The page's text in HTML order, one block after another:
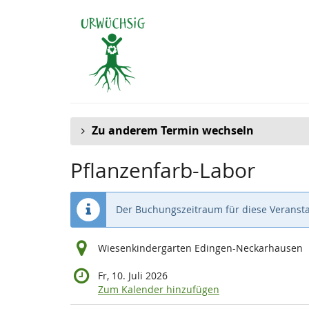
Zu anderem Termin wechseln
Pflanzenfarb-Labor
Der Buchungszeitraum für diese
Wiesenkindergarten Edingen-Neckarhausen
Fr, 10. Juli 2026
Zum Kalender hinzufügen